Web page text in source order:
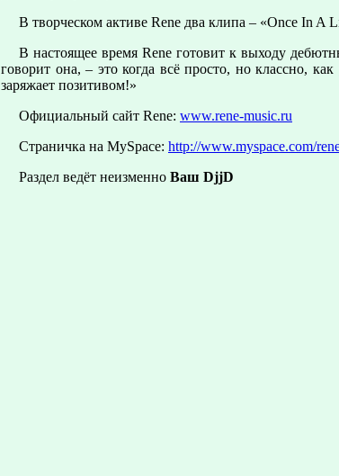
В творческом активе Rene два клипа – «Once In A
В настоящее время Rene готовит к выходу
говорит она, – это когда всё просто, но классно,
заряжает позитивом!»
Официальный сайт Rene: www.rene-music.ru
Страничка на MySpace: http://www.myspace.com/
Раздел ведёт неизменно Ваш DjjD